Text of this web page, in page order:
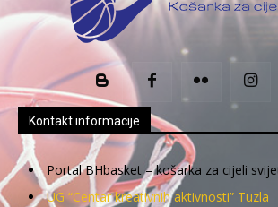
Kontakt informacije
Portal BHbasket – košarka za cijeli
UG “Centar kreativnih aktivnosti” Tuzla